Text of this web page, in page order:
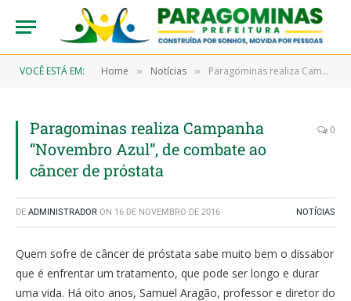
VOCÊ ESTÁ EM: Home » Notícias » Paragominas realiza Campanha “Novembro Azul”, de combate ao câncer de próstata
Paragominas realiza Campanha
“Novembro Azul”, de combate ao
câncer de próstata
0
DE ADMINISTRADOR ON 16 DE NOVEMBRO DE 2016 NOTÍCIAS
Quem sofre de câncer de próstata sabe muito bem o dissabor
que é enfrentar um tratamento, que pode ser longo e durar
uma vida. Há oito anos, Samuel Aragão, professor e diretor do